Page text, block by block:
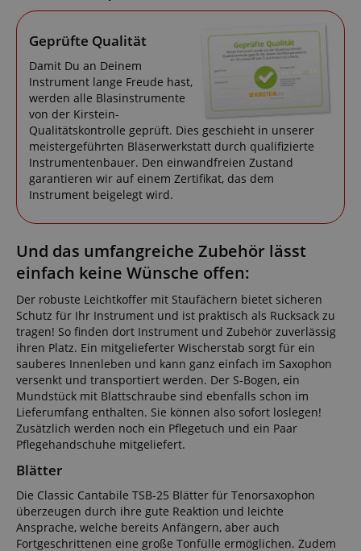
Geprüfte Qualität
Damit Du an Deinem
Instrument lange Freude hast,
werden alle Blasinstrumente
von der Kirstein-
Qualitätskontrolle geprüft. Dies geschieht in unserer
meistergeführten Bläserwerkstatt durch qualifizierte
Instrumentenbauer. Den einwandfreien Zustand
garantieren wir auf einem Zertifikat, das dem
Instrument beigelegt wird.
Und das umfangreiche Zubehör lässt
einfach keine Wünsche offen:
Der robuste Leichtkoffer mit Staufächern bietet sicheren
Schutz für Ihr Instrument und ist praktisch als Rucksack zu
tragen! So finden dort Instrument und Zubehör zuverlässig
ihren Platz. Ein mitgelieferter Wischerstab sorgt für ein
sauberes Innenleben und kann ganz einfach im Saxophon
versenkt und transportiert werden. Der S-Bogen, ein
Mundstück mit Blattschraube sind ebenfalls schon im
Lieferumfang enthalten. Sie können also sofort loslegen!
Zusätzlich werden noch ein Pflegetuch und ein Paar
Pflegehandschuhe mitgeliefert.
Blätter
Die Classic Cantabile TSB-25 Blätter für Tenorsaxophon
überzeugen durch ihre gute Reaktion und leichte
Ansprache, welche bereits Anfängern, aber auch
Fortgeschrittenen eine große Tonfülle ermöglichen. Zudem